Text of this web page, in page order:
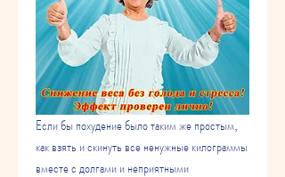
Если бы похудение было таким же простым,
как взять и скинуть все ненужные килограммы
вместе с долгами и неприятными